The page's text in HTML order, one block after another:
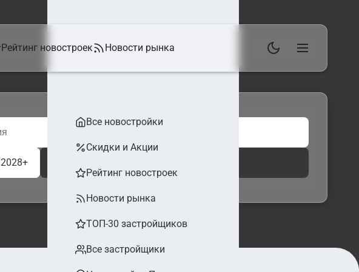
Рейтинг новостроек Новости рынка
Все новостройки
Скидки и Акции
Рейтинг новостроек
Новости рынка
ТОП-30 застройщиков
Все застройщики
2028+